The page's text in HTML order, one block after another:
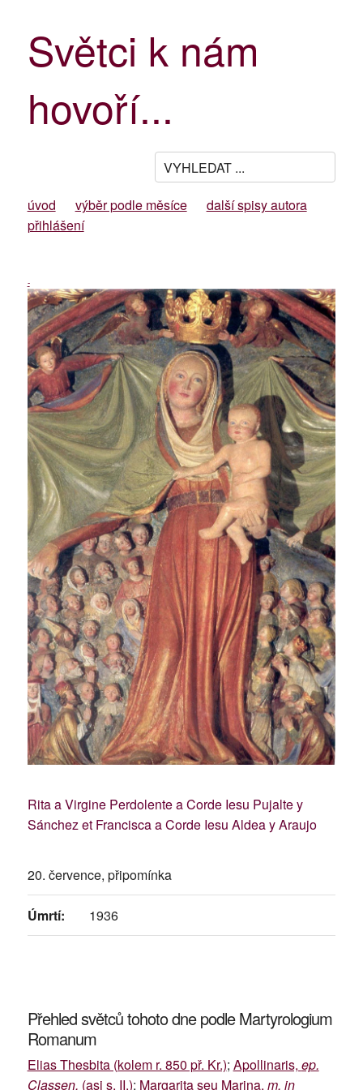
Světci k nám
hovoří...
úvod výběr podle měsíce
další spisy autora
přihlášení
-
Rita a Virgine Perdolente a Corde Iesu Pujalte y
Sánchez et Francisca a Corde Iesu Aldea y Araujo
20. července, připomínka
Úmrtí: 1936
Přehled světců tohoto dne podle Martyrologium
Romanum
Elias Thesbita (kolem r. 850 př. Kr.); Apollinaris, ep.
Classen. (asi s. II.); Margarita seu Marina, m. in